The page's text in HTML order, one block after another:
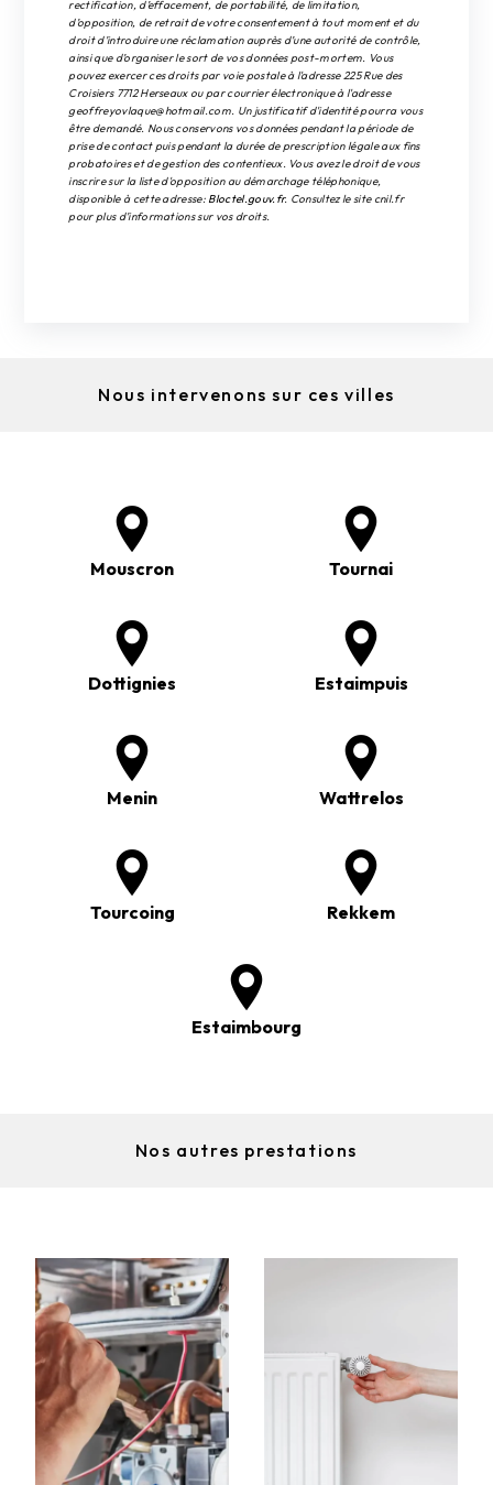
rectification, d’effacement, de portabilité, de limitation,
d’opposition, de retrait de votre consentement à tout moment et du
droit d’introduire une réclamation auprès d’une autorité de contrôle,
ainsi que d’organiser le sort de vos données post-mortem. Vous
pouvez exercer ces droits par voie postale à l'adresse 225 Rue des
Croisiers 7712 Herseaux ou par courrier électronique à l'adresse
geoffreyovlaque@hotmail.com. Un justificatif d'identité pourra vous
être demandé. Nous conservons vos données pendant la période de
prise de contact puis pendant la durée de prescription légale aux fins
probatoires et de gestion des contentieux. Vous avez le droit de vous
inscrire sur la liste d'opposition au démarchage téléphonique,
disponible à cette adresse: Bloctel.gouv.fr. Consultez le site cnil.fr
pour plus d’informations sur vos droits.
Nous intervenons sur ces villes
Mouscron Tournai
Dottignies Estaimpuis
Menin Wattrelos
Tourcoing Rekkem
Estaimbourg
Nos autres prestations